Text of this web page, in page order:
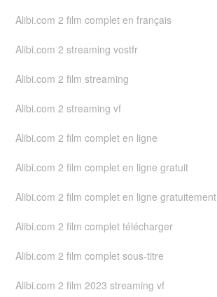
Alibi.com 2 film complet en français
Alibi.com 2 streaming vostfr
Alibi.com 2 film streaming
Alibi.com 2 streaming vf
Alibi.com 2 film complet en ligne
Alibi.com 2 film complet en ligne gratuit
Alibi.com 2 film complet en ligne gratuitement
Alibi.com 2 film complet télécharger
Alibi.com 2 film complet sous-titre
Alibi.com 2 film 2023 streaming vf